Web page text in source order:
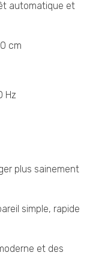
automatique et
cm
Hz
plus sainement
simple, rapide
et des